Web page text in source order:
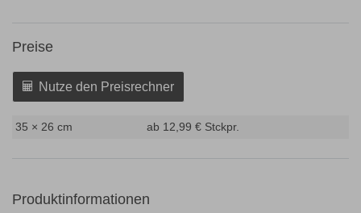
Preise
Nutze den Preisrechner
35 × 26 cm ab 12,99 € Stckpr.
Produktinformationen